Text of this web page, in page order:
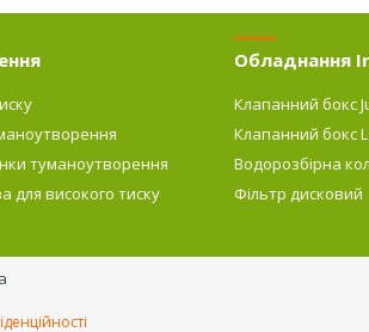
туманоутворення
для високого тиску
Обладнання
Клапанний бокс
Клапанний бокс
Водорозбірна
Фільтр дисковий